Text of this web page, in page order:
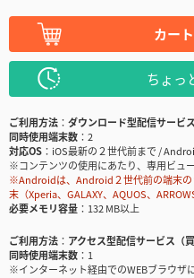
カー
ちょっ
ご利用方法
ダウンロード型配信サービ
同時使用端末数
2
対応OS
iOS最新の２世代前まで /
※コンテンツの使用にあたり、専用ビュ
※Androidは、Android２世代前の端末の
末（Xperia、GALAXY、AQUOS、
必要メモリ容量
132 MB以上
ご利用方法
アクセス型配信サービス（買
同時使用端末数
1
※インターネット経由でのWEBブラウザ